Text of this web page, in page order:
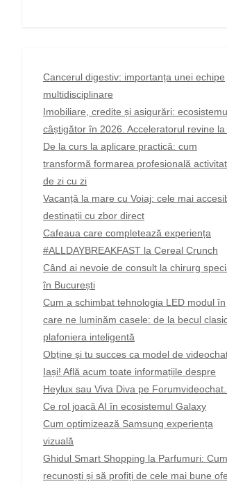
Cancerul digestiv: importanța unei echipe
multidisciplinare
Imobiliare, credite și asigurări:
câștigător în 2026. Acceleratorul revine la
De la curs la aplicare practică: cum
transformă formarea profesională
de zi cu zi
Vacanță la mare cu Voiaj: cele mai
destinații cu zbor direct
Cafeaua care completează experiența
#ALLDAYBREAKFAST la Cereal Crunch
Când ai nevoie de consult la chirurg
în București
Cum a schimbat tehnologia LED modul în
care ne luminăm casele: de la becul
plafoniera inteligentă
Obține și tu succes ca model de
Iași! Află acum toate informațiile despre
Heylux sau Viva Diva pe
Ce rol joacă AI în ecosistemul Galaxy
Cum optimizează Samsung experiența
vizuală
Ghidul Smart Shopping la Parfumuri:
recunoști și să profiți de cele mai bune